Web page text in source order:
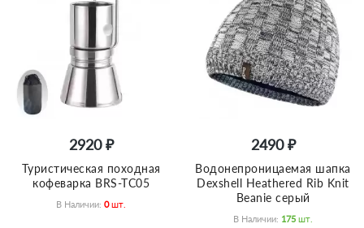
2920 ₽
Туристическая походная
кофеварка BRS-TC05
В Наличии: 0 Шт.
2490 ₽
Bодонепроницаемая шапка
Dexshell Heathered Rib Knit
Beanie серый
В Наличии: 175 Шт.